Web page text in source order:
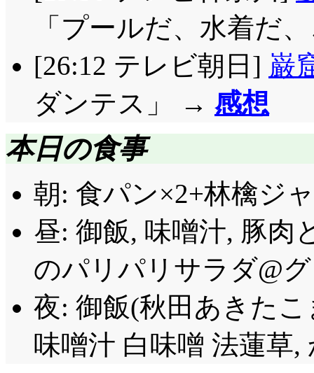
「プールだ、水着だ
[26:12 テレビ朝日] 巌
ダンテス」 → 感想
本日の食事
朝: 食パン×2+林檎ジ
昼: 御飯, 味噌汁, 豚肉
のパリパリサラダ@
夜: 御飯(秋田あきた
味噌汁 白味噌 法蓮草